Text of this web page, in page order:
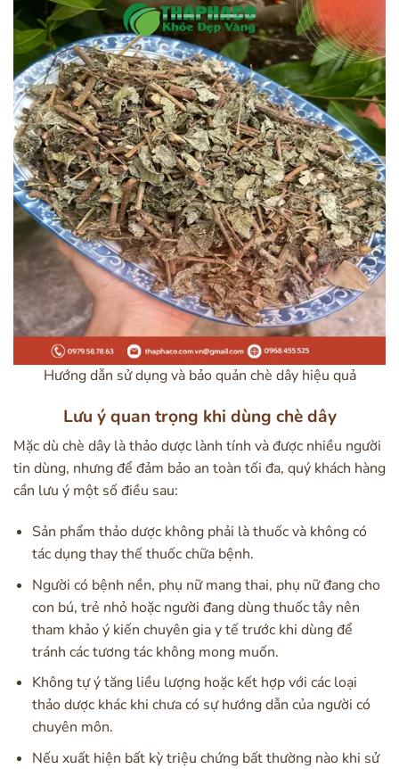
Hướng dẫn sử dụng và bảo quản chè dây hiệu quả
Lưu ý quan trọng khi dùng chè dây
Mặc dù chè dây là thảo dược lành tính và được nhiều người
tin dùng, nhưng để đảm bảo an toàn tối đa, quý khách hàng
cần lưu ý một số điều sau:
Sản phẩm thảo dược không phải là thuốc và không có
tác dụng thay thế thuốc chữa bệnh.
Người có bệnh nền, phụ nữ mang thai, phụ nữ đang cho
con bú, trẻ nhỏ hoặc người đang dùng thuốc tây nên
tham khảo ý kiến chuyên gia y tế trước khi dùng để
tránh các tương tác không mong muốn.
Không tự ý tăng liều lượng hoặc kết hợp với các loại
thảo dược khác khi chưa có sự hướng dẫn của người có
chuyên môn.
Nếu xuất hiện bất kỳ triệu chứng bất thường nào khi sử